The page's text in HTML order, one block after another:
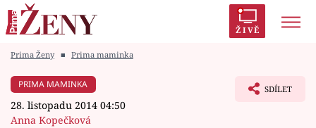
ŽIVĚ
Módní alarm
Zrádci
Prima Ženy ■ Prima maminka
PRIMA MAMINKA
28. listopadu 2014 04:50
Anna Kopečková
SDÍLET